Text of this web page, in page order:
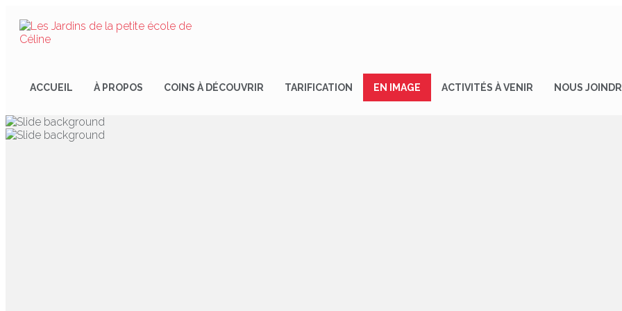
ACCUEIL À PROPOS COINS À DÉCOUVRIR TARIFICATION EN IMAGE ACTIVITÉS À VENIR NOUS